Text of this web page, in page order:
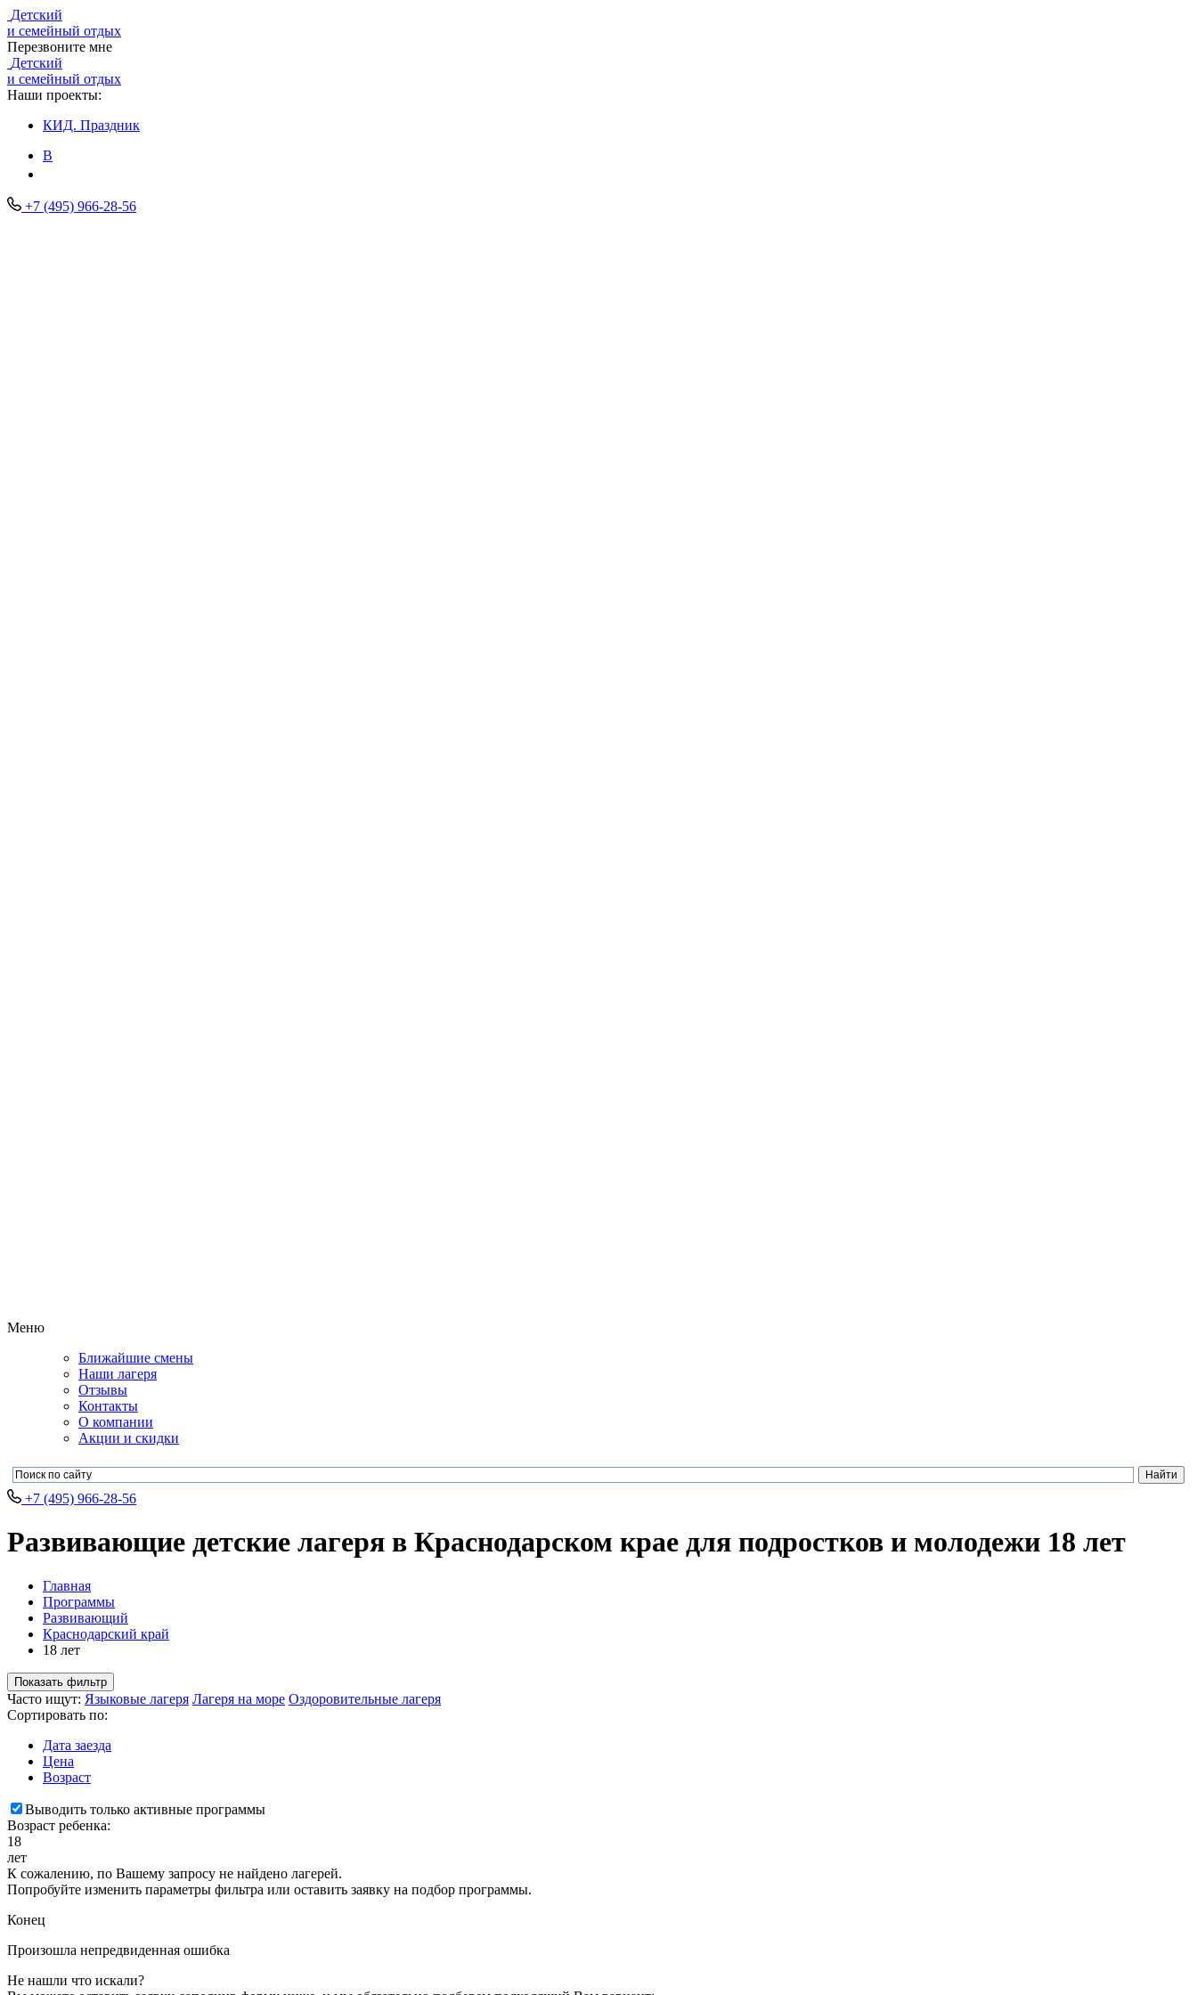
Детский
и семейный отдых
Перезвоните мне
Детский
и семейный отдых
Наши проекты:
КИД. Праздник
В
+7 (495) 966-28-56
Меню
Ближайшие смены
Наши лагеря
Отзывы
Контакты
О компании
Акции и скидки
+7 (495) 966-28-56
Развивающие детские лагеря в Краснодарском крае для подростков и молодежи 18 лет
Главная
Программы
Развивающий
Краснодарский край
18 лет
Показать фильтр
Часто ищут: Языковые лагеря Лагеря на море Оздоровительные лагеря
Сортировать по:
Дата заезда
Цена
Возраст
Выводить только активные программы
Возраст ребенка:
18
лет
К сожалению, по Вашему запросу не найдено лагерей.
Попробуйте изменить параметры фильтра или оставить заявку на подбор программы.
Конец
Произошла непредвиденная ошибка
Не нашли что искали?